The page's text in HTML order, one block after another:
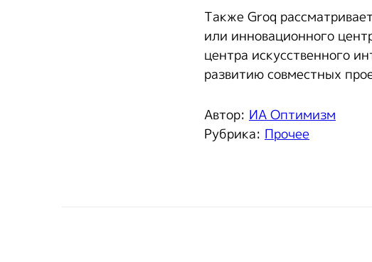
Также Groq
или инновационного
центра искусственного
развитию совместных
Автор: ИА Оптимизм
Рубрика: Прочее